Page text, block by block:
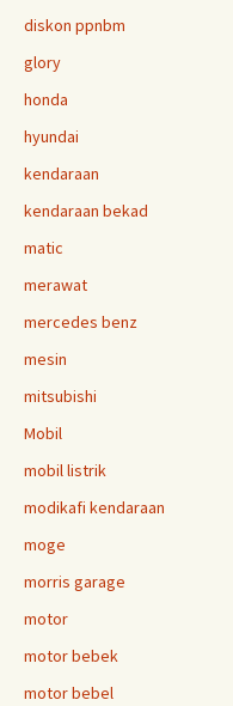
diskon ppnbm
glory
honda
hyundai
kendaraan
kendaraan bekad
matic
merawat
mercedes benz
mesin
mitsubishi
Mobil
mobil listrik
modikafi kendaraan
moge
morris garage
motor
motor bebek
motor bebel